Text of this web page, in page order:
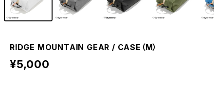
RIDGE MOUNTAIN GEAR / CASE（M）
¥5,000